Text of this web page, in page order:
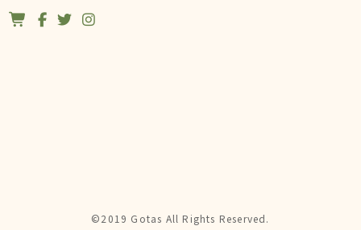
   
©2019 Gotas All Rights Reserved.